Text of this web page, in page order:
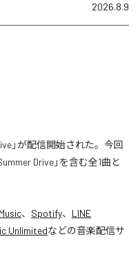
2026.8.9
」が配信開始された。今回
Drive」を含む全1曲と
、 Spotify、 LINE
Unlimitedなどの音楽配信サ